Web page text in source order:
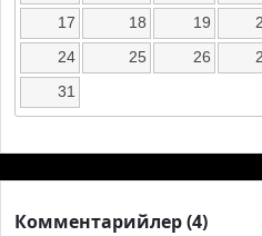
17
18 19
24
25 26
31
Комментарийлер (4)